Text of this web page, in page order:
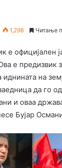
1,298 Читање
е официјален
е предизвик
на
да го
и оваа
Бујар